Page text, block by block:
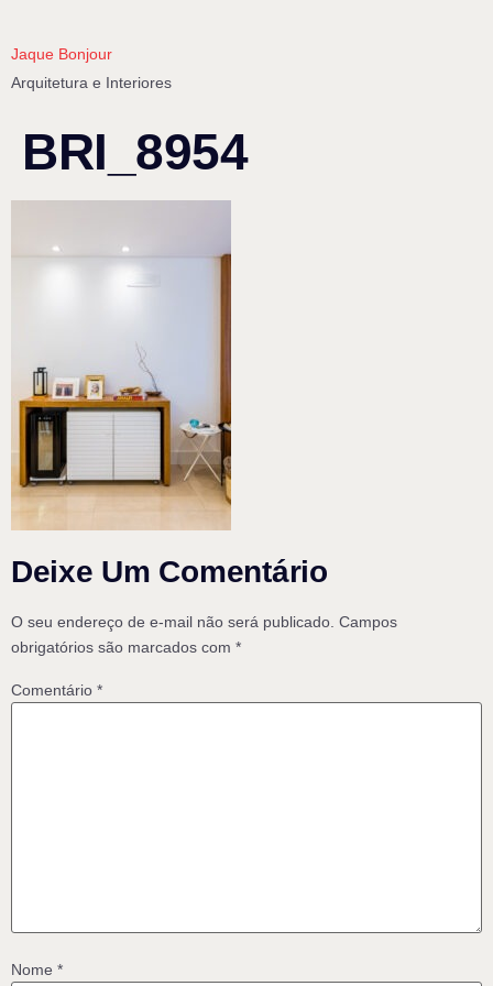
Jaque Bonjour
Arquitetura e Interiores
BRI_8954
Deixe Um Comentário
O seu endereço de e-mail não será publicado. Campos
obrigatórios são marcados com *
Comentário *
Nome *